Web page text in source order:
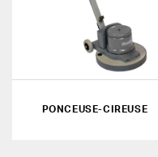
PONCEUSE-CIREUSE